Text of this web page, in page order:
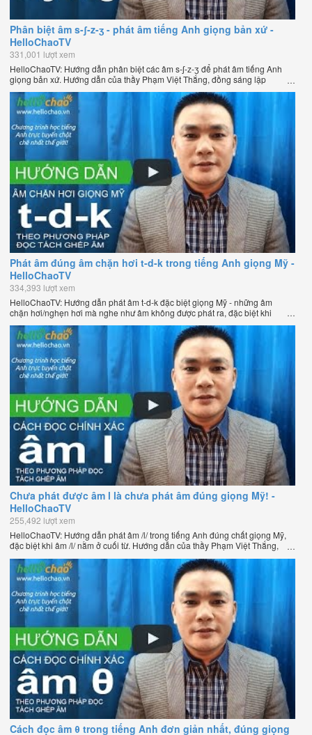
Phân biệt âm s-ʃ-z-ʒ - phát âm tiếng Anh giọng bản xứ -
HelloChaoTV
331,001 lượt xem
HelloChaoTV: Hướng dẫn phân biệt các âm s-ʃ-z-ʒ để phát âm tiếng Anh
giọng bản xứ. Hướng dẫn của thầy Phạm Việt Thắng, đồng sáng lập
HelloChao.vn - Chương trình dạy tiếng Anh trực tuyến chặt chẽ nhất thế
giới.
Phát âm đúng âm chặn hơi t-d-k trong tiếng Anh giọng Mỹ -
HelloChaoTV
334,393 lượt xem
HelloChaoTV: Hướng dẫn phát âm t-d-k đặc biệt giọng Mỹ - những âm
chặn hơi/nghẹn hơi mà nghe như âm không được phát ra, đặc biệt khi
chúng nằm ở cuối từ. Hướng dẫn của thầy Phạm Việt Thắng, đồng sáng
lập HelloChao.vn - Chương trình dạy tiếng Anh trực tuyến chặt chẽ nhất
thế giới.
Chưa phát được âm l là chưa phát âm đúng giọng Mỹ! -
HelloChaoTV
255,492 lượt xem
HelloChaoTV: Hướng dẫn phát âm /l/ trong tiếng Anh đúng chất giọng Mỹ,
đặc biệt khi âm /l/ nằm ở cuối từ. Hướng dẫn của thầy Phạm Việt Thắng,
chẽ nhất thế giới.
Cách đọc âm θ trong tiếng Anh đơn giản nhất, đúng giọng